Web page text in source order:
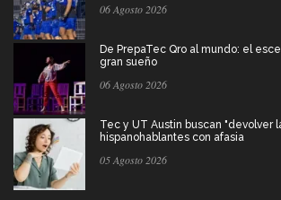
06 Agosto 2026
De PrepaTec Qro al mundo: el
gran sueño
06 Agosto 2026
Tec y UT Austin buscan "devolver
hispanohablantes con afasia
05 Agosto 2026